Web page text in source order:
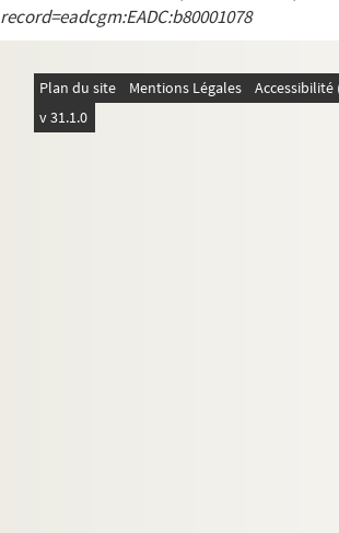
record=eadcgm:EADC:b80001078
Plan du site Mentions Légales
v 31.1.0